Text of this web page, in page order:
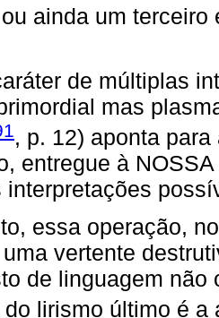
ainda um terceiro
de múltiplas
mas
, p. 12) aponta
entregue à
interpretações
essa operação,
vertente
de linguagem não
lirismo último é a